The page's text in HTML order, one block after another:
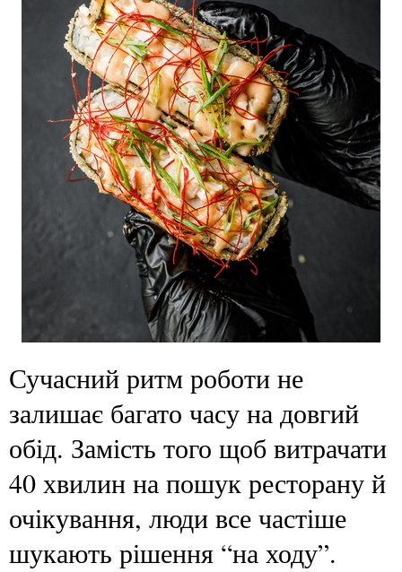
Сучасний ритм роботи не
залишає багато часу на довгий
обід. Замість того щоб витрачати
40 хвилин на пошук ресторану й
очікування, люди все частіше
шукають рішення “на ходу”.